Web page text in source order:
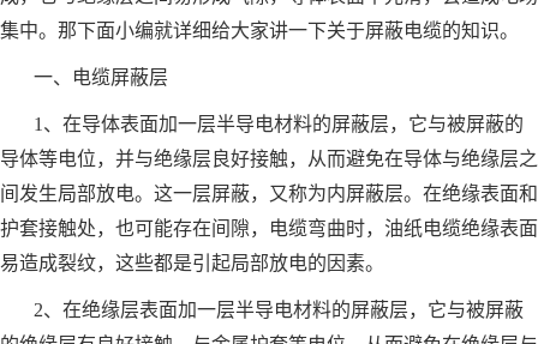
集中。那下面小编就详细给大家讲一下关于屏蔽电缆的知识。
一、电缆屏蔽层
1、在导体表面加一层半导电材料的屏蔽层，它与被屏蔽的
导体等电位，并与绝缘层良好接触，从而避免在导体与绝缘层之
间发生局部放电。这一层屏蔽，又称为内屏蔽层。在绝缘表面和
护套接触处，也可能存在间隙，电缆弯曲时，油纸电缆绝缘表面
易造成裂纹，这些都是引起局部放电的因素。
2、在绝缘层表面加一层半导电材料的屏蔽层，它与被屏蔽